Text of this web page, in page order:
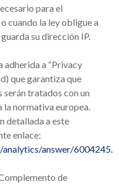
para el
cuando la ley obligue a
su dirección IP.
adherida a “Privacy
que garantiza que
tratados con un
la normativa europea.
detallada a este
enlace:
answer/6004245.
de